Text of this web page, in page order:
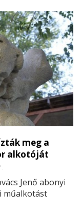
meg a
alkotóját
Jenő abonyi
műalkotást